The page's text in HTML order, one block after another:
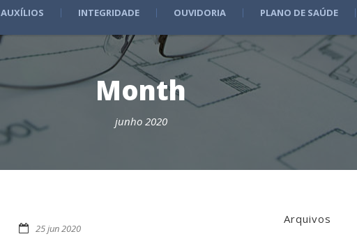
AUXÍLIOS INTEGRIDADE OUVIDORIA PLANO DE SAÚDE
Month
junho 2020
25 jun 2020
Arquivos